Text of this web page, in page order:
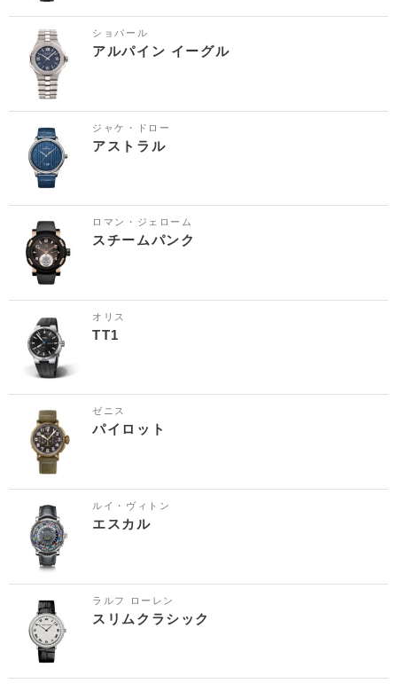
ショパール
アルパイン イーグル
ジャケ・ドロー
アストラル
ロマン・ジェローム
スチームパンク
オリス
TT1
ゼニス
パイロット
ルイ・ヴィトン
エスカル
ラルフ ローレン
スリムクラシック